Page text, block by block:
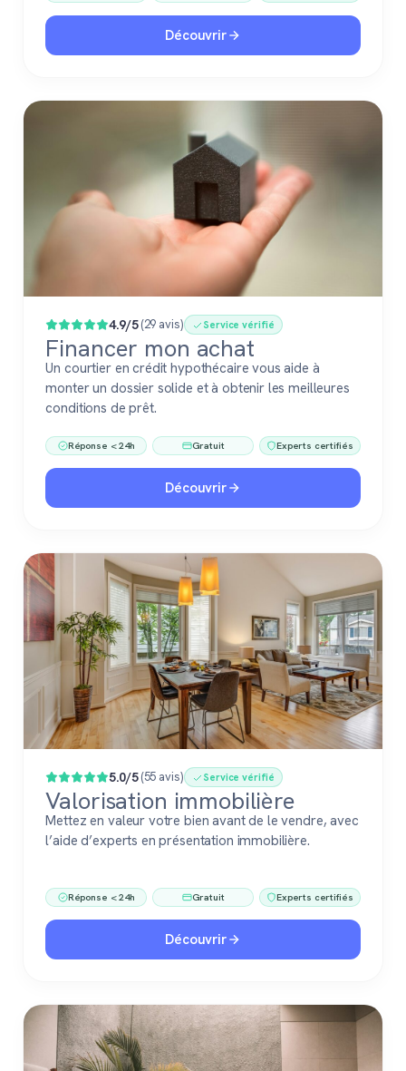
Découvrir
4.9/5(29 avis) Service vérifié
Financer mon achat
Un courtier en crédit hypothécaire vous aide à
monter un dossier solide et à obtenir les meilleures
conditions de prêt.
Réponse < 24h Gratuit Experts certifiés
Découvrir
5.0/5(55 avis) Service vérifié
Valorisation immobilière
Mettez en valeur votre bien avant de le vendre, avec
l’aide d’experts en présentation immobilière.
Réponse < 24h Gratuit Experts certifiés
Découvrir